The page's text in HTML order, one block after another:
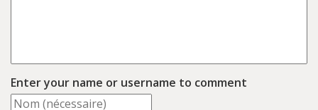
Enter your name or username to comment